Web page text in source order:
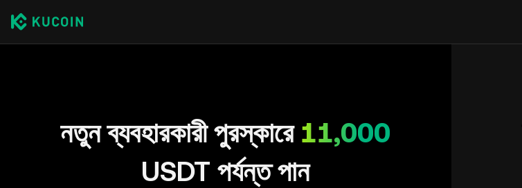
নতুন ব্যবহারকারী পুরস্কারে 11,000
USDT পর্যন্ত পান